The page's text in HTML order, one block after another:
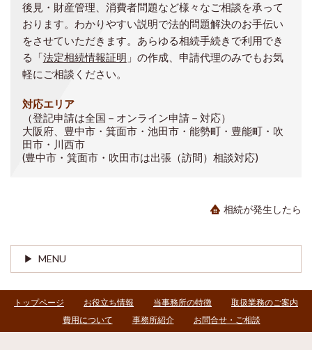
後見・財産管理、消費者問題など様々なご相談を承って
おります。わかりやすい説明で法的問題解決のお手伝い
をさせていただきます。あらゆる相続手続きで利用でき
る「法定相続情報証明 」の作成、申請代理のみでもお気
軽にご相談ください。
対応エリア
（登記申請は全国－オンライン申請－対応）
大阪府、豊中市・箕面市・池田市・能勢町・豊能町・吹
田市・川西市
(豊中市・箕面市・吹田市は出張（訪問）相談対応)
相続が発生したら
MENU
トップページ お役立ち情報 当事務所の特徴
取扱業務のご案内
費用について
事務所紹介 お問合せ・ご相談